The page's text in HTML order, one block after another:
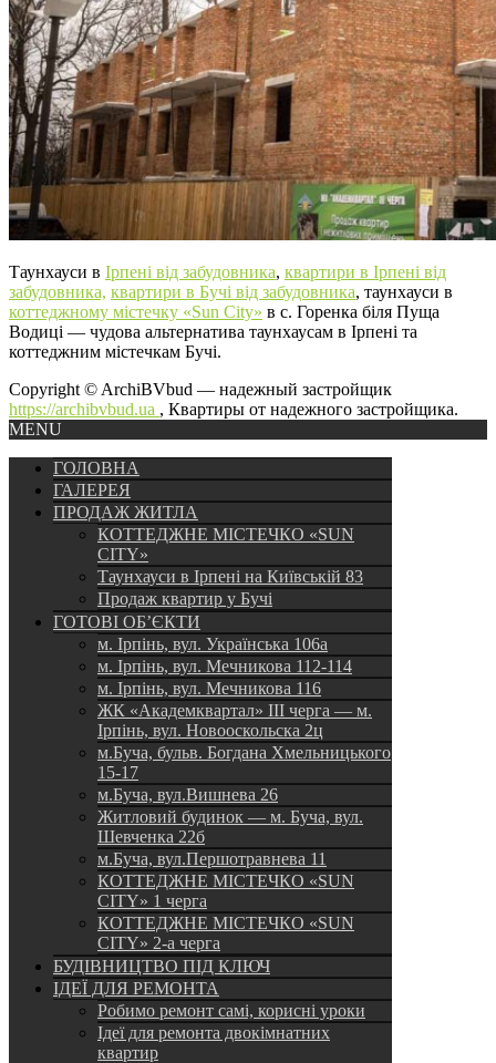
Таунхауси в Ірпені від забудовника, квартири в Ірпені від
забудовника, квартири в Бучі від забудовника, таунхауси в
коттеджному містечку «Sun City» в с. Горенка біля Пуща
Водиці — чудова альтернатива таунхаусам в Ірпені та
коттеджним містечкам Бучі.
Copyright © ArchiBVbud — надежный застройщик
https://archibvbud.ua , Квартиры от надежного застройщика.
MENU
ГОЛОВНА
ГАЛЕРЕЯ
ПРОДАЖ ЖИТЛА
КОТТЕДЖНЕ МІСТЕЧКО «SUN
CITY»
Таунхауси в Ірпені на Київській 83
Продаж квартир у Бучі
ГОТОВІ ОБ’ЄКТИ
м. Ірпінь, вул. Українська 106а
м. Ірпінь, вул. Мечникова 112-114
м. Ірпінь, вул. Мечникова 116
ЖК «Академквартал» III черга — м.
Ірпінь, вул. Новооскольска 2ц
м.Буча, бульв. Богдана Хмельницького
15-17
м.Буча, вул.Вишнева 26
Житловий будинок — м. Буча, вул.
Шевченка 22б
м.Буча, вул.Першотравнева 11
КОТТЕДЖНЕ МІСТЕЧКО «SUN
CITY» 1 черга
КОТТЕДЖНЕ МІСТЕЧКО «SUN
CITY» 2-а черга
БУДІВНИЦТВО ПІД КЛЮЧ
ІДЕЇ ДЛЯ РЕМОНТА
Робимо ремонт самі, корисні уроки
Ідеї для ремонта двокімнатних
квартир